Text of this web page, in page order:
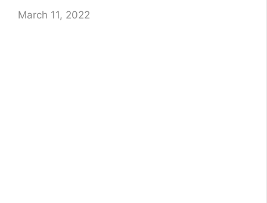
March 11, 2022